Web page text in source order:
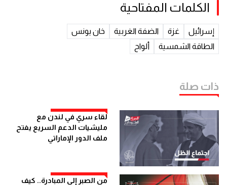
الكلمات المفتاحية
إسرائيل غزة الضفة الغربية
خان يونس
الطاقة الشمسية
ألواح
ذات صلة
لقاء سري في لندن مع
مليشيات الدعم السريع يفتح
ملف الدور الإماراتي
من الصبر إلى المبادرة.. كيف